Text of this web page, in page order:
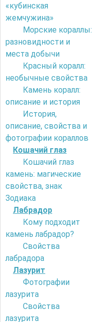
«кубинская
жемчужина»
Морские кораллы:
разновидности и
места добычи
Красный коралл:
необычные свойства
Камень коралл:
описание и история
История,
описание, свойства и
фотографии кораллов
Кошачий глаз
Кошачий глаз
камень: магические
свойства, знак
Зодиака
Лабрадор
Кому подходит
камень лабрадор?
Свойства
лабрадора
Лазурит
Фотографии
лазурита
Свойства
лазурита